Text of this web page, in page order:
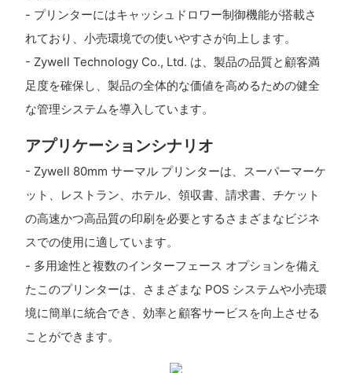
- プリンターにはキャッシュドロワー制御機能が搭載さ
れており、小売環境での使いやすさが向上します。
- Zywell Technology Co., Ltd. は、製品の品質と顧客満
足度を確保し、製品の全体的な価値を高めるための健全
な管理システムを導入しています。
アプリケーションシナリオ
- Zywell 80mm サーマル プリンターは、スーパーマーケ
ット、レストラン、ホテル、領収書、請求書、チケット
の高速かつ高品質の印刷を必要とするさまざまなビジネ
スでの使用に適しています。
- 多用途性と複数のインターフェース オプションを備え
たこのプリンターは、さまざまな POS システムや小売環
境に簡単に統合でき、効率と顧客サービスを向上させる
ことができます。